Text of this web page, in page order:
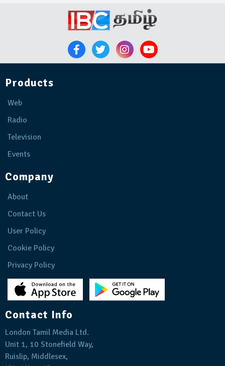
Products
Web
Radio
Television
Events
Company
About
Contact Us
User Policy
Cookie Policy
Privacy Policy
Contact Info
London Tamil Media Ltd.
Unit 1, 10 Stonefield Way,
Ruislip, Middlesex,